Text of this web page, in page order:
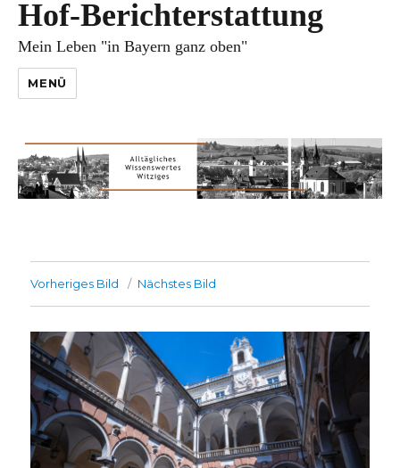
Hof-Berichterstattung
Mein Leben "in Bayern ganz oben"
MENÜ
Vorheriges Bild Nächstes Bild